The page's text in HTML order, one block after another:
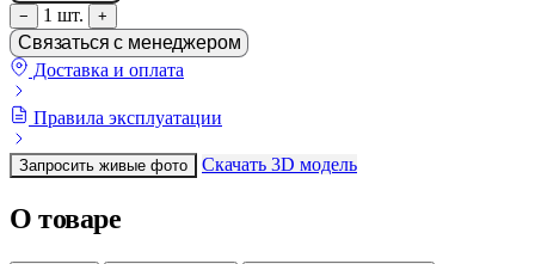
−
1 шт. +
Связаться с менеджером
Доставка и оплата
Правила эксплуатации
Запросить живые фото Скачать 3D модель
О товаре